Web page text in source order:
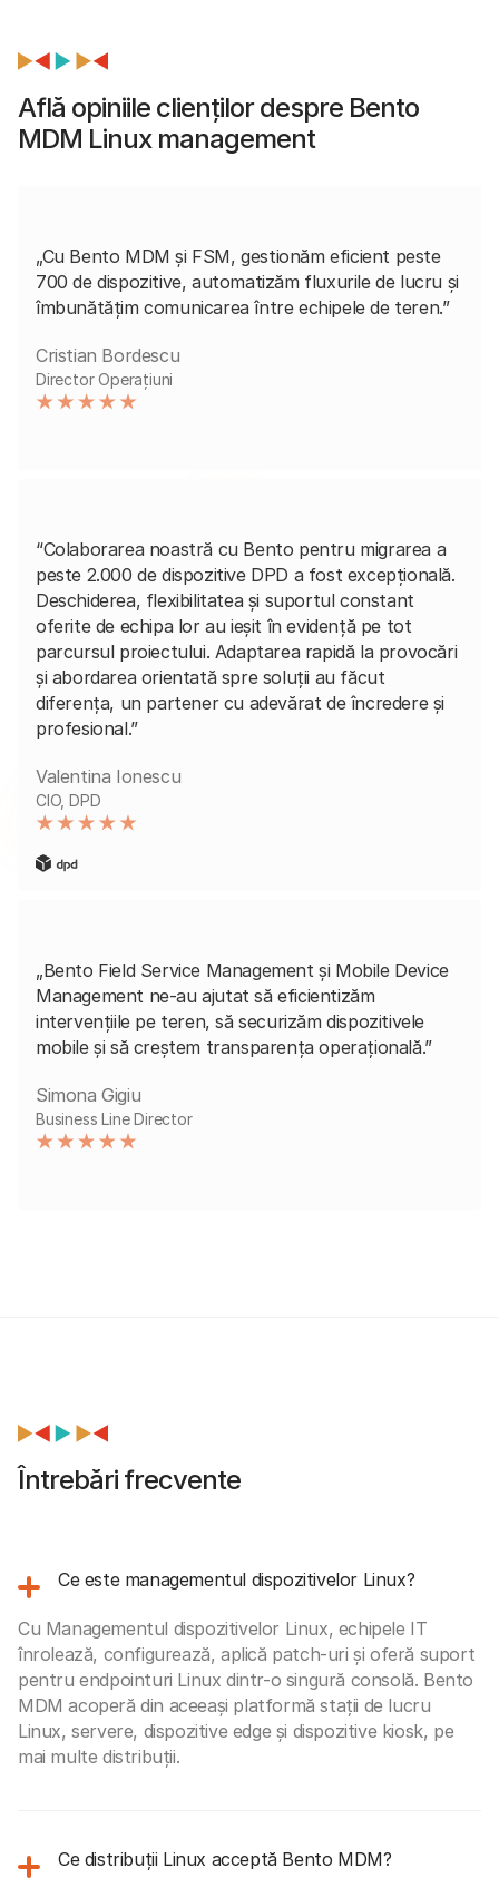
Află opiniile clienților despre Bento
MDM Linux management
„Cu Bento MDM și FSM, gestionăm eficient peste
700 de dispozitive, automatizăm fluxurile de lucru și
îmbunătățim comunicarea între echipele de teren.”
Cristian Bordescu
Director Operațiuni
“Colaborarea noastră cu Bento pentru migrarea a
peste 2.000 de dispozitive DPD a fost excepțională.
Deschiderea, flexibilitatea și suportul constant
oferite de echipa lor au ieșit în evidență pe tot
parcursul proiectului. Adaptarea rapidă la provocări
și abordarea orientată spre soluții au făcut
diferența, un partener cu adevărat de încredere și
profesional.”
Valentina Ionescu
CIO, DPD
„Bento Field Service Management și Mobile Device
Management ne-au ajutat să eficientizăm
intervențiile pe teren, să securizăm dispozitivele
mobile și să creștem transparența operațională.”
Simona Gigiu
Business Line Director
Întrebări frecvente
Ce este managementul dispozitivelor Linux?
Cu Managementul dispozitivelor Linux, echipele IT
înrolează, configurează, aplică patch-uri și oferă suport
pentru endpointuri Linux dintr-o singură consolă. Bento
MDM acoperă din aceeași platformă stații de lucru
Linux, servere, dispozitive edge și dispozitive kiosk, pe
mai multe distribuții.
Ce distribuții Linux acceptă Bento MDM?